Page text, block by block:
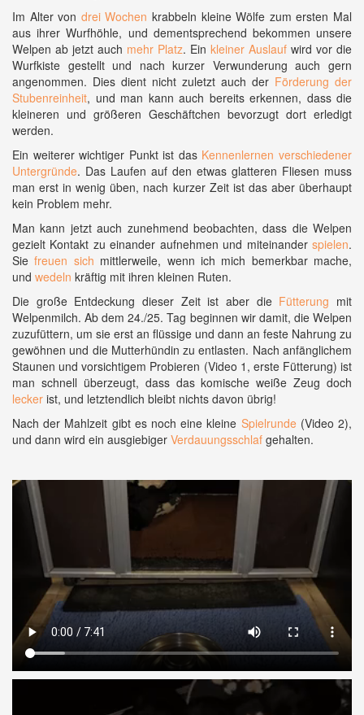
Im Alter von drei Wochen krabbeln kleine Wölfe zum ersten Mal
aus ihrer Wurfhöhle, und dementsprechend bekommen unsere
Welpen ab jetzt auch mehr Platz. Ein kleiner Auslauf wird vor die
Wurfkiste gestellt und nach kurzer Verwunderung auch gern
angenommen. Dies dient nicht zuletzt auch der Förderung der
Stubenreinheit, und man kann auch bereits erkennen, dass die
kleineren und größeren Geschäftchen bevorzugt dort erledigt
werden.
Ein weiterer wichtiger Punkt ist das Kennenlernen verschiedener
Untergründe. Das Laufen auf den etwas glatteren Fliesen muss
man erst in wenig üben, nach kurzer Zeit ist das aber überhaupt
kein Problem mehr.
Man kann jetzt auch zunehmend beobachten, dass die Welpen
gezielt Kontakt zu einander aufnehmen und miteinander spielen.
Siefreuen sich mittlerweile, wenn ich mich bemerkbar mache,
und wedeln kräftig mit ihren kleinen Ruten.
Die große Entdeckung dieser Zeit ist aber die Fütterung mit
Welpenmilch. Ab dem 24./25. Tag beginnen wir damit, die Welpen
zuzufüttern, um sie erst an flüssige und dann an feste Nahrung zu
gewöhnen und die Mutterhündin zu entlasten. Nach anfänglichem
Staunen und vorsichtigem Probieren (Video 1, erste Fütterung) ist
man schnell überzeugt, dass das komische weiße Zeug doch
lecker ist, und letztendlich bleibt nichts davon übrig!
Nach der Mahlzeit gibt es noch eine kleine Spielrunde(Video 2),
und dann wird ein ausgiebiger Verdauungsschlaf gehalten.